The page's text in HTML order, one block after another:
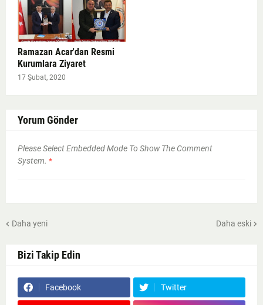
Ramazan Acar'dan Resmi
Kurumlara Ziyaret
17 Şubat, 2020
Yorum Gönder
Please Select Embedded Mode To Show The Comment
System. *
Daha yeni Daha eski
Bizi Takip Edin
Facebook Twitter